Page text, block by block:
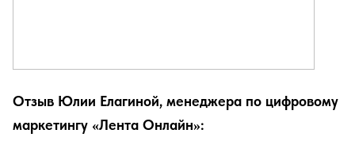
Отзыв Юлии Елагиной, менеджера по цифровому
маркетингу «Лента Онлайн»: